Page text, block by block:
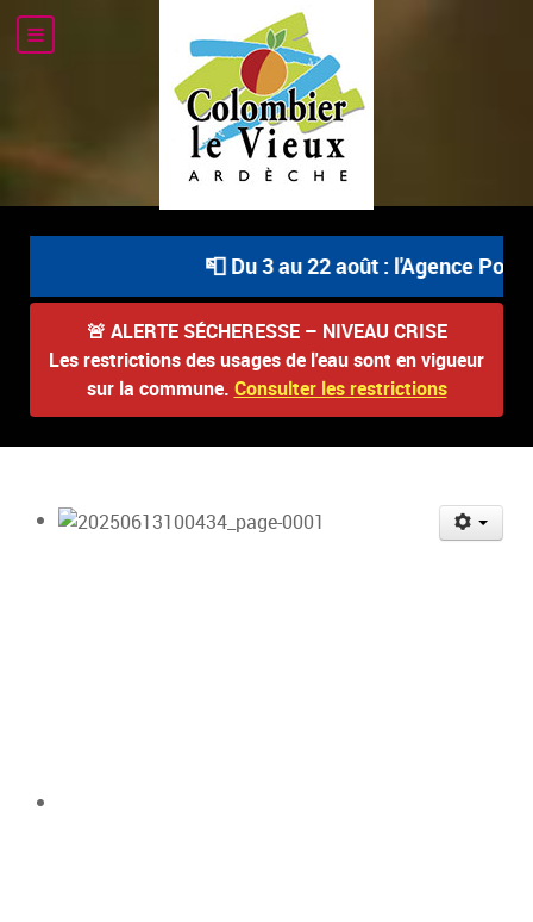
📮 Du 3 au 22 août : l'Agence
🚨 ALERTE SÉCHERESSE – NIVEAU CRISE
Les restrictions des usages de l'eau sont en vigueur
sur la commune. Consulter les restrictions